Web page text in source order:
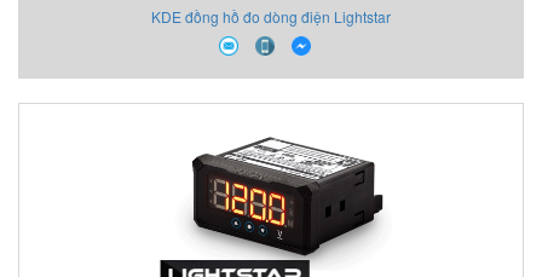
KDE đồng hồ đo dòng điện Lightstar